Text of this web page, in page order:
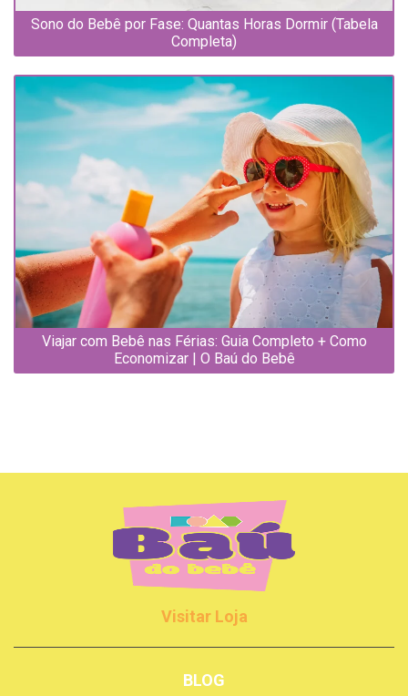
Sono do Bebê por Fase: Quantas Horas Dormir (Tabela
Completa)
Viajar com Bebê nas Férias: Guia Completo + Como
Economizar | O Baú do Bebê
Visitar Loja
BLOG